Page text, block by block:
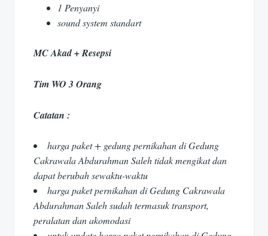
1 Penyanyi
sound system standart
MC Akad + Resepsi
Tim WO 3 Orang
Catatan :
harga paket + gedung pernikahan di Gedung
Cakrawala Abdurahman Saleh tidak mengikat dan
dapat berubah sewaktu-waktu
harga paket pernikahan di Gedung Cakrawala
Abdurahman Saleh sudah termasuk transport,
peralatan dan akomodasi